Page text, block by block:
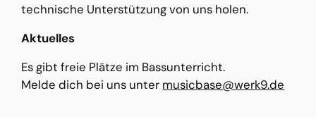
technische Unterstützung von uns holen.
Aktuelles
Es gibt freie Plätze im Bassunterricht.
Melde dich bei uns unter musicbase@werk9.de